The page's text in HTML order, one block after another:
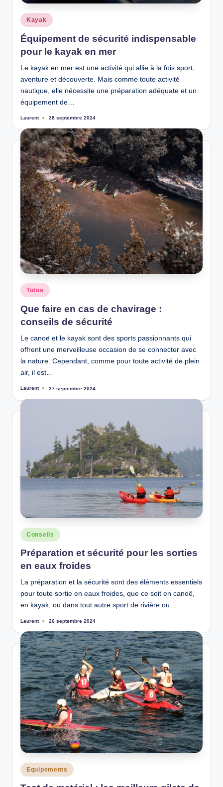
Posted
in
Kayak
Équipement de sécurité indispensable
pour le kayak en mer
Le kayak en mer est une activité qui allie à la fois sport,
aventure et découverte. Mais comme toute activité
nautique, elle nécessite une préparation adéquate et un
équipement de…
Ecrit
Laurent 28 septembre 2024
Posted
in
Tutos
Que faire en cas de chavirage :
conseils de sécurité
Le canoë et le kayak sont des sports passionnants qui
offrent une merveilleuse occasion de se connecter avec
la nature. Cependant, comme pour toute activité de plein
air, il est…
Ecrit
Laurent 27 septembre 2024
Posted
in
Conseils
Préparation et sécurité pour les sorties
en eaux froides
La préparation et la sécurité sont des éléments essentiels
pour toute sortie en eaux froides, que ce soit en canoë,
en kayak, ou dans tout autre sport de rivière ou…
Ecrit
Laurent 26 septembre 2024
Posted
in
Equipements